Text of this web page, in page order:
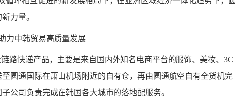
力量。
力中韩贸易高质量发展
路快递产品，主要是来自国内外知名电商平台的服饰、美妆、3C
圆通国际在萧山机场附近的自有仓，再由圆通航空自有全货机完
公司负责完成在韩国各大城市的落地配服务。